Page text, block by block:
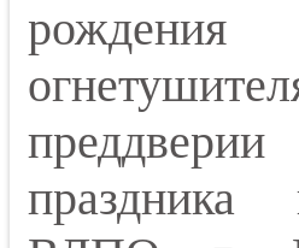
рождения
праздника